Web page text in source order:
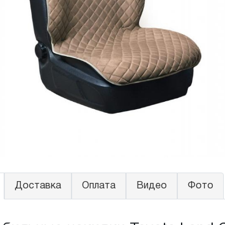
Доставка Оплата Видео Фото